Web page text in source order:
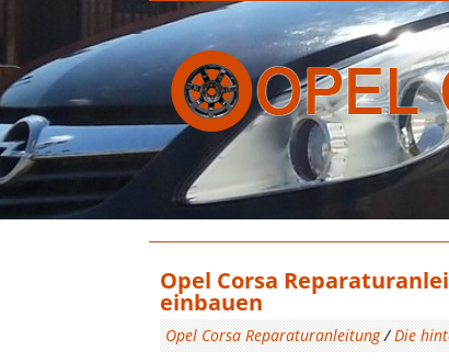
Opel Corsa
einbauen
Opel Corsa Reparaturanleitung/Die